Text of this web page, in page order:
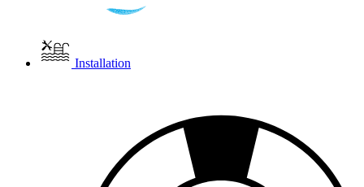
Installation